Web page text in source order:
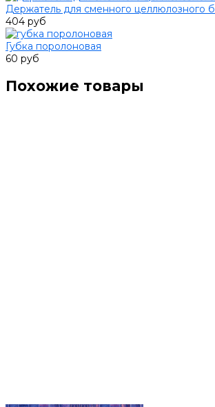
Держатель для сменного целлюлозного
404 руб
Губка поролоновая
60 руб
Похожие товары